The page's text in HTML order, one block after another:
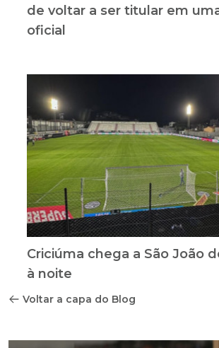
de voltar a ser titular em
oficial
Criciúma chega a São João
à noite
Voltar a capa do Blog